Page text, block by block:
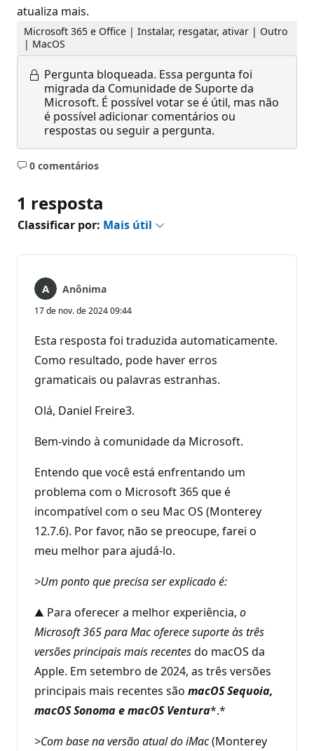
atualiza mais.
Microsoft 365 e Office | Instalar, resgatar, ativar | Outro
| MacOS
Pergunta bloqueada. Essa pergunta foi
migrada da Comunidade de Suporte da
Microsoft. É possível votar se é útil, mas não
é possível adicionar comentários ou
respostas ou seguir a pergunta.
0 comentários
Sem
1 resposta
Classificar por: Mais útil
Anônima
17 de nov. de 2024 09:44
Esta resposta foi traduzida automaticamente.
Como resultado, pode haver erros
gramaticais ou palavras estranhas.
Olá, Daniel Freire3.
Bem-vindo à comunidade da Microsoft.
Entendo que você está enfrentando um
problema com o Microsoft 365 que é
incompatível com o seu Mac OS (Monterey
12.7.6). Por favor, não se preocupe, farei o
meu melhor para ajudá-lo.
>Um ponto que precisa ser explicado é:
▲ Para oferecer a melhor experiência, o
Microsoft 365 para Mac oferece suporte às três
versões principais mais recentesdo macOS da
Apple. Em setembro de 2024, as três versões
principais mais recentes são macOS Sequoia,
macOS Sonoma e macOS Ventura*.*
>Com base na versão atual do iMac(Monterey